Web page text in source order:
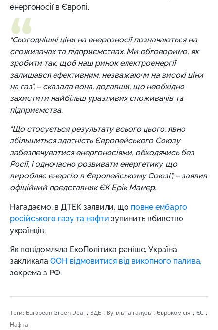
енергоносії в Європі.
"Сьогоднішні ціни на енергоносії позначаються на
споживачах та підприємствах. Ми обговоримо, як
зробити так, щоб наш ринок електроенергії
залишався ефективним, незважаючи на високі ціни
на газ", – сказала вона, додавши, що необхідно
захистити найбільш уразливих споживачів та
підприємства.
"Що стосується результату всього цього, явно
збільшиться здатність Європейського Союзу
забезпечуватися енергоносіями, обходячись без
Росії, і одночасно розвивати енергетику, що
виробляє енергію в Європейському Союзі", – заявив
офіційний представник ЄК Ерік Мамер.
Нагадаємо, в ДТЕК заявили, що повне ембарго
російського газу та нафти зупинить вбивство
українців.
Як повідомляла ЕкоПолітика раніше, Україна
закликала ООН відмовитися від викопного палива,
зокрема з РФ.
Теги: European Green Deal , ВДЕ , Вугільна галузь , Єврокомісія , ЄС ,
Нафта